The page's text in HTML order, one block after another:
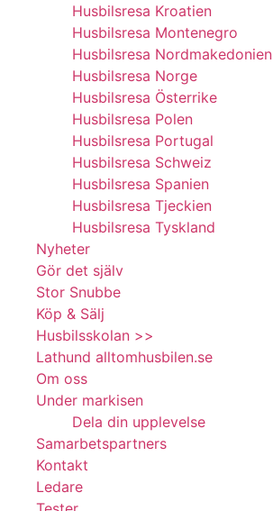
Husbilsresa Kroatien
Husbilsresa Montenegro
Husbilsresa Nordmakedonien
Husbilsresa Norge
Husbilsresa Österrike
Husbilsresa Polen
Husbilsresa Portugal
Husbilsresa Schweiz
Husbilsresa Spanien
Husbilsresa Tjeckien
Husbilsresa Tyskland
Nyheter
Gör det själv
Stor Snubbe
Köp & Sälj
Husbilsskolan >>
Lathund alltomhusbilen.se
Om oss
Under markisen
Dela din upplevelse
Samarbetspartners
Kontakt
Ledare